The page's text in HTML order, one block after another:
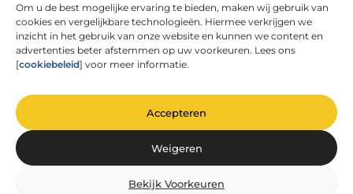
Om u de best mogelijke ervaring te bieden, maken wij gebruik van
cookies en vergelijkbare technologieën. Hiermee verkrijgen we
inzicht in het gebruik van onze website en kunnen we content en
advertenties beter afstemmen op uw voorkeuren. Lees ons
[cookiebeleid] voor meer informatie.
Accepteren
Weigeren
Bekijk Voorkeuren
Unieke herinneringen vervat in gegraveerd
glas
De magie van glas graveren Heb je ooit
stilgestaan bij de magie van glas graveren? Het is